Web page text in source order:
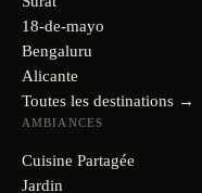
18-de-mayo
Bengaluru
Alicante
Toutes les destinations →
AMBIANCES
Cuisine Partagée
Jardin